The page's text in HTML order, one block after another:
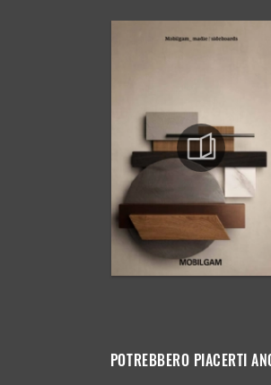
POTREBBERO PIACERTI